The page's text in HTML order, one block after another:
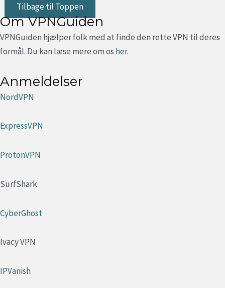
Tilbage til Toppen
Om VPNGuiden
VPNGuiden hjælper folk med at finde den rette VPN til deres
formål. Du kan læse mere om os her.
Anmeldelser
NordVPN
ExpressVPN
ProtonVPN
SurfShark
CyberGhost
Ivacy VPN
IPVanish